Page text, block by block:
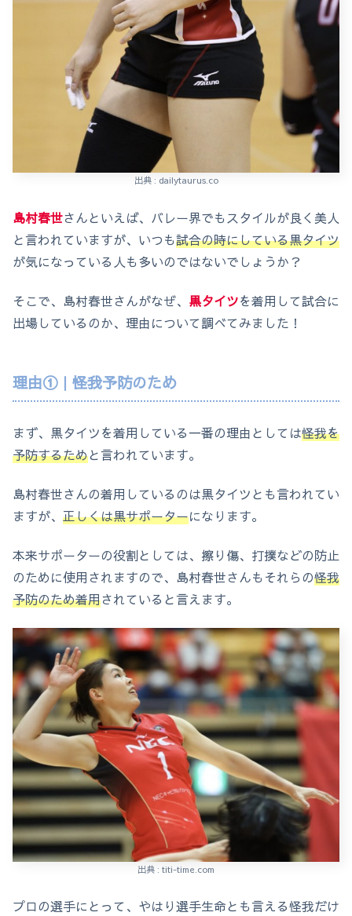
出典 : dailytaurus.co
島村春世さんといえば、バレー界でもスタイルが良く美人
と言われていますが、いつも試合の時にしている黒タイツ
が気になっている人も多いのではないでしょうか？
そこで、島村春世さんがなぜ、 黒タイツを着用して試合に
出場しているのか、理由について調べてみました！
理由①｜怪我予防のため
まず、黒タイツを着用している一番の理由としては怪我を
予防するためと言われています。
島村春世さんの着用しているのは黒タイツとも言われてい
ますが、 正しくは黒サポーターになります。
本来サポーターの役割としては、擦り傷、打撲などの防止
のために使用されますので、島村春世さんもそれらの怪我
予防のため着用されていると言えます。
出典 : titi-time.com
プロの選手にとって、やはり選手生命とも言える怪我だけ